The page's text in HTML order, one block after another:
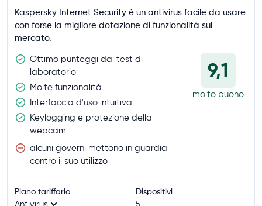
Kaspersky Internet Security è un antivirus facile da usare
con forse la migliore dotazione di funzionalità sul
mercato.
Ottimo punteggi dai test di
laboratorio
Molte funzionalità
Interfaccia d'uso intuitiva
Keylogging e protezione della
webcam
alcuni governi mettono in guardia
contro il suo utilizzo
9,1
molto buono
Piano tariffario
Antivirus
Dispositivi
5